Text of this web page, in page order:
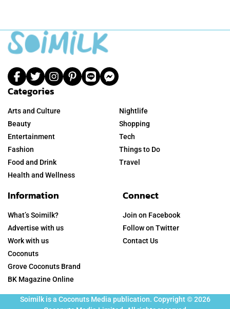
Categories
Arts and Culture
Beauty
Entertainment
Fashion
Food and Drink
Health and Wellness
Nightlife
Shopping
Tech
Things to Do
Travel
Information
What’s Soimilk?
Advertise with us
Work with us
Coconuts
Grove Coconuts Brand
BK Magazine Online
Connect
Join on Facebook
Follow on Twitter
Contact Us
Soimilk is a Coconuts Media publication. Copyright © 2026